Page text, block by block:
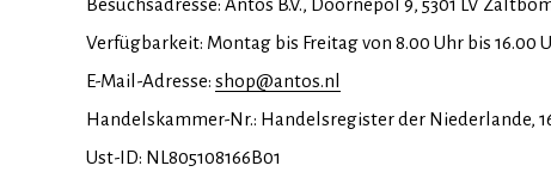
Besuchsadresse: Antos B.V., Doornepol 9, 5301 LV
Verfügbarkeit: Montag bis Freitag von 8.00 Uhr bis 16.00
E-Mail-Adresse: shop@antos.nl
Handelskammer-Nr.: Handelsregister der Niederlande,
Ust-ID: NL805108166B01